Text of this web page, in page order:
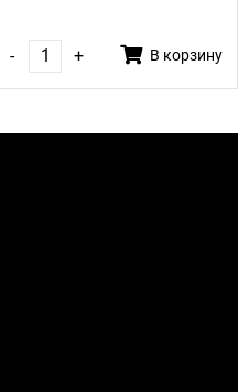
- + В корзину